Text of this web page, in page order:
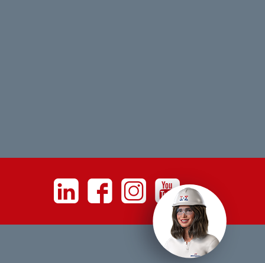
Linkedin Facebook InstagramYoutube